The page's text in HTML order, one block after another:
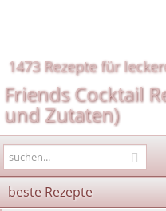
1473 Rezepte für
Friends Cocktail
und Zutaten)
beste Rezepte